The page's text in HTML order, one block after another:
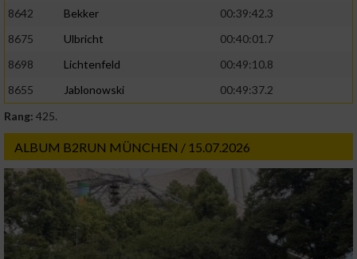
8642
Bekker
00:39:42.3
8675
Ulbricht
00:40:01.7
8698
Lichtenfeld
00:49:10.8
8655
Jablonowski
00:49:37.2
Rang: 425.
ALBUM B2RUN MÜNCHEN / 15.07.2026